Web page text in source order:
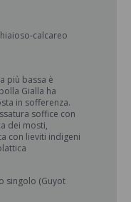
calcareo
più bassa è
Gialla ha
in sofferenza.
soffice con
dei mosti,
con lieviti indigeni
singolo (Guyot